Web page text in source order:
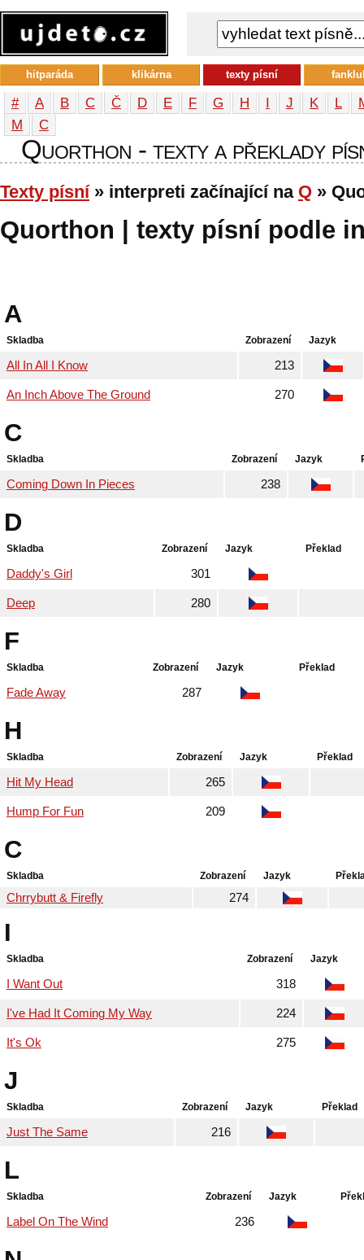
# A B C Č D E F G H I J K L
М
С
Quorthon - texty a překlady
Texty písní» interpreti začínající na Q »
Quorthon | texty písní podle
A
Skladba Zobrazení Jazyk
All In All I Know 213
An Inch Above The Ground 270
C
Skladba Zobrazení Jazyk
Coming Down In Pieces 238
D
Skladba Zobrazení Jazyk Překlad
Daddy's Girl 301
Deep 280
F
Skladba Zobrazení Jazyk Překlad
Fade Away 287
H
Skladba Zobrazení Jazyk Překlad
Hit My Head 265
Hump For Fun 209
C
Skladba Zobrazení Jazyk
Chrrybutt & Firefly 274
I
Skladba Zobrazení Jazyk
I Want Out 318
I've Had It Coming My Way 224
It's Ok 275
J
Skladba Zobrazení Jazyk Překlad
Just The Same 216
L
Skladba Zobrazení Jazyk
Label On The Wind 236
hitparáda klikárna texty písní